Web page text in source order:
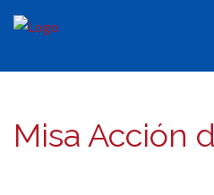
Misa Acción